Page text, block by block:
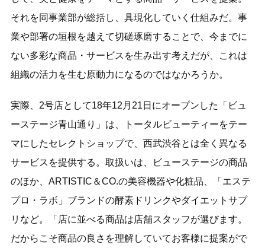
それを同事業部が総括し、具現化していく仕組みだ。事
業や部署の垣根を越えて切磋琢磨することで、今までに
ない多彩な商品・サービスを生み出す考えだが、これは
組織の活力を生む原動力になるのではなかろうか。
実際、2号店として18年12月21日にオープンした「ビュ
ーステージ青山通り」は、トータルビューティーをテー
マにしたセレクトショップで、西武渋谷とは全く異なる
サービスを提供する。取扱いは、ビューステージの商品
のほか、ARTISTIC＆CO.の美容機器や化粧品、「エステ
プロ・ラボ」ブランドの酵素ドリンクやダイエットサプ
リなど。「店に並べる商品は店舗スタッフが選びます。
だからこそ商品の良さを理解していてお客様に提案がで